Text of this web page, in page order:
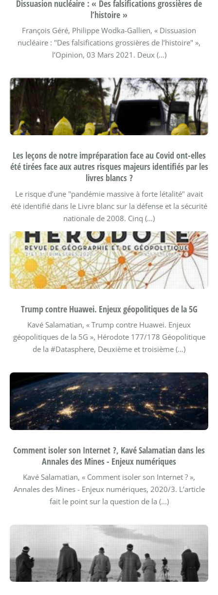
Dissuasion nucléaire : « Des falsifications grossières de
l’histoire »
François Géré, Philippe Wodka-Gallien, « Dissuasion
nucléaire : "Des falsifications grossières de l’histoire" »,
l’Opinion, 03 Mars 2021. Deux (…)
Les leçons de notre impréparation face au Covid ont-elles
été tirées face aux autres risques majeurs identifiés par les
livres blancs ?
Le risque d’une "pandémie massive à forte létalité" avait
été identifié dans le Livre blanc sur la défense et la sécurité
nationale de 2008. Cinq (…)
Trump contre Huawei. Enjeux géopolitiques de la 5G
Kavé Salamatian, « Trump contre Huawei. Enjeux
géopolitiques de la 5G », Hérodote 177/178 Géopolitique
de la #Datasphere, Deuxième et troisième (…)
Comment isoler son Internet ?, Kavé Salamatian dans les
Annales des Mines - Enjeux numériques
Kavé Salamatian, « Comment isoler son Internet ? »,
Annales des Mines - Enjeux numériques, 2020/3. L’article
fait le point sur la question de la (…)